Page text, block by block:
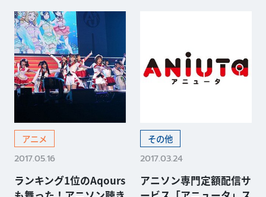
アニメ
2017.05.16
ランキング1位のAqours
その他
2017.03.24
アニソン専門定額配信サ